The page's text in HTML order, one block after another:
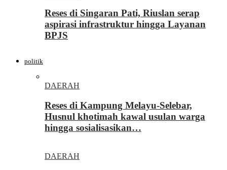
Reses di Singaran Pati, Riuslan serap
aspirasi infrastruktur hingga Layanan
BPJS
politik
DAERAH
Reses di Kampung Melayu-Selebar,
Husnul khotimah kawal usulan warga
hingga sosialisasikan…
DAERAH